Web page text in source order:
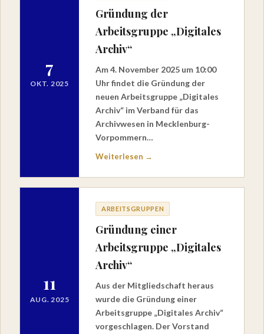
7
OKT. 2025
Gründung der
Arbeitsgruppe „Digitales
Archiv“
Am 4. November 2025 um 10:00
Uhr findet die Gründung der
neuen Arbeitsgruppe „Digitales
Archiv“ im Verband für das
Archivwesen in Mecklenburg-
Vorpommern…
Weiterlesen →
11
AUG. 2025
ARBEITSGRUPPEN
Gründung einer
Arbeitsgruppe „Digitales
Archiv“
Aus der Mitgliedschaft heraus
wurde die Gründung einer
Arbeitsgruppe „Digitales Archiv“
vorgeschlagen. Der Vorstand